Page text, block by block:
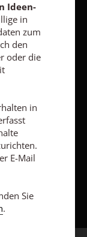
kündigen
Ideen-
in
zum
den
oder die
in
E-Mail
Sie
.